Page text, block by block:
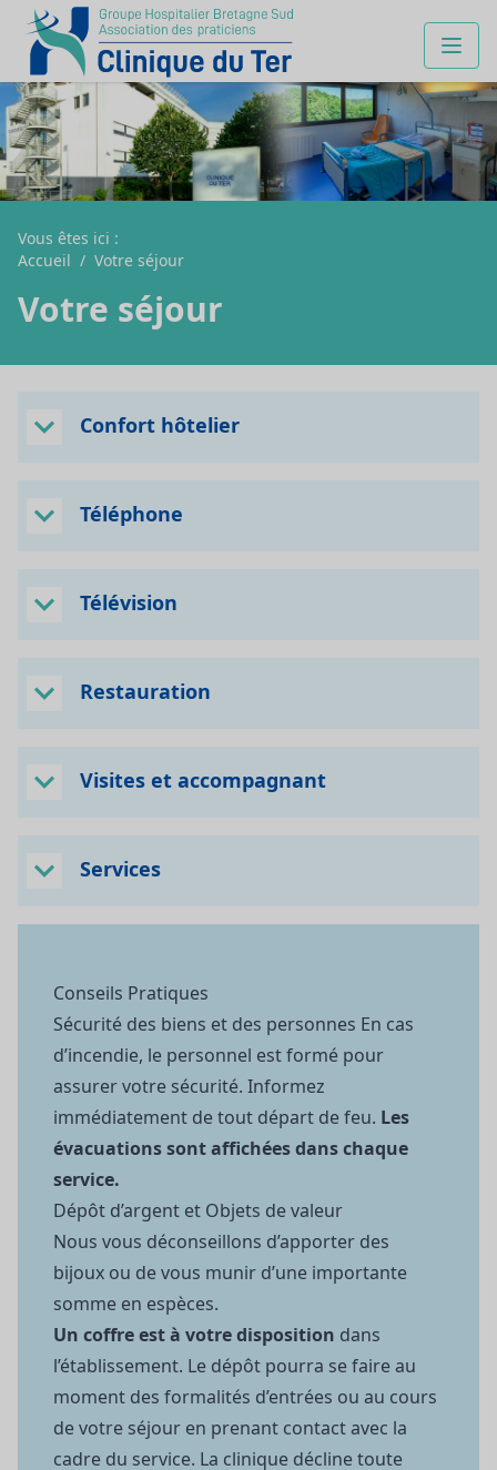
Vous êtes ici :
Accueil / Votre séjour
Votre séjour
Confort hôtelier
Téléphone
Télévision
Restauration
Visites et accompagnant
Services
Conseils Pratiques
Sécurité des biens et des personnes En cas
d’incendie, le personnel est formé pour
assurer votre sécurité. Informez
immédiatement de tout départ de feu. Les
évacuations sont affichées dans chaque
service.
Dépôt d’argent et Objets de valeur
Nous vous déconseillons d’apporter des
bijoux ou de vous munir d’une importante
somme en espèces.
Un coffre est à votre disposition dans
l’établissement. Le dépôt pourra se faire au
moment des formalités d’entrées ou au cours
de votre séjour en prenant contact avec la
cadre du service. La clinique décline toute